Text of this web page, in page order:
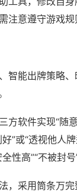
意遵守游戏规
智能出牌策略
软件实现“随
”或“透视他人
性高”“不被封号”
，采用筒条万